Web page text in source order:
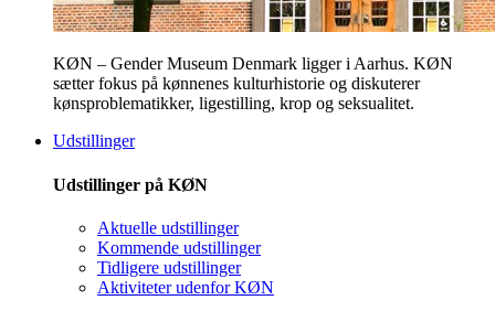
KØN – Gender Museum Denmark ligger i Aarhus. KØN
sætter fokus på kønnenes kulturhistorie og diskuterer
kønsproblematikker, ligestilling, krop og seksualitet.
Udstillinger
Udstillinger på KØN
Aktuelle udstillinger
Kommende udstillinger
Tidligere udstillinger
Aktiviteter udenfor KØN